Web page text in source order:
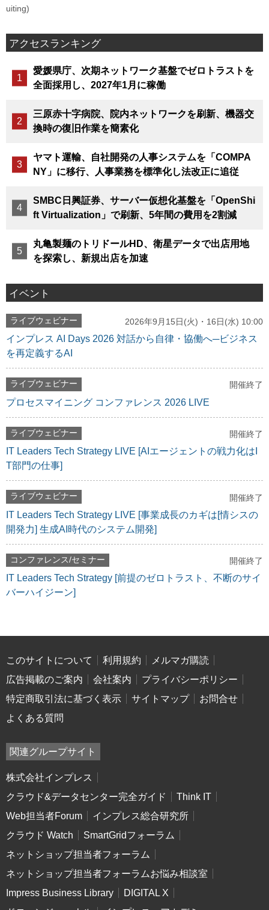
uiting)
アクセスランキング
愛媛県庁、次期ネットワーク基盤でゼロトラストを
全面採用し、2027年1月に稼働
三原赤十字病院、院内ネットワークを刷新、機器交
換時の復旧作業を簡素化
ヤマト運輸、自社開発の人事システムを「COMPA
NY」に移行、人事業務を標準化し法改正に追従
SMBC日興証券、サーバー仮想化基盤を「OpenShi
ft Virtualization」で刷新、5年間の費用を2割減
丸亀製麺のトリドールHD、衛星データで出店用地
を探索し、新規出店を加速
イベント
ライブウェビナー 2026年9月15日(火)・16日(水) 10:00
インプレス AI Days 2026 対話から自律・協働へ─ビジネス
を再定義するAI
ライブウェビナー 開催終了
プロセスマイニング コンファレンス 2026 LIVE
ライブウェビナー 開催終了
IT Leaders Tech Strategy LIVE [AIエージェントの戦力化はI
T部門の仕事]
ライブウェビナー 開催終了
IT Leaders Tech Strategy LIVE [事業成長のカギは[情シスの
開発力] 生成AI時代のシステム開発]
コンファレンス/セミナー 開催終了
IT Leaders Tech Strategy [前提のゼロトラスト、不断のサイ
バーハイジーン]
このサイトについて 利用規約
メルマガ購読
広告掲載のご案内
会社案内
プライバシーポリシー
特定商取引法に基づく表示
サイトマップ
お問合せ
よくある質問
関連グループサイト
株式会社インプレス
クラウド&データセンター完全ガイド
Think IT
Web担当者Forum
インプレス総合研究所
クラウド Watch
SmartGridフォーラム
ネットショップ担当者フォーラム
ネットショップ担当者フォーラムお悩み相談室
Impress Business Library
DIGITAL X